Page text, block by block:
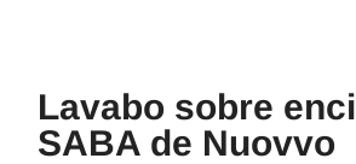
Lavabo sobre
SABA de Nuovvo